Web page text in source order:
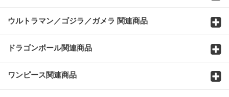
ウルトラマン／ゴジラ／ガメラ 関連商品
ドラゴンボール関連商品
ワンピース関連商品